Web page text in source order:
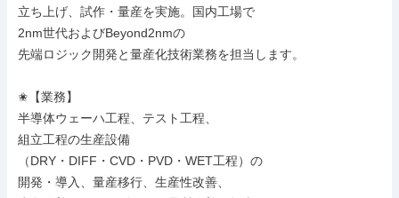
立ち上げ、試作・量産を実施。国内工場で
2nm世代およびBeyond2nmの
先端ロジック開発と量産化技術業務を担当します。
✬【業務】
半導体ウェーハ工程、テスト工程、
組立工程の生産設備
（DRY・DIFF・CVD・PVD・WET工程）の
開発・導入、量産移行、生産性改善、